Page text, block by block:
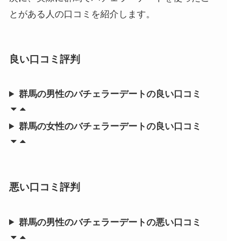
とがある人の口コミを紹介します。
良い口コミ評判
群馬の男性のバチェラーデートの良い口コミ
群馬の女性のバチェラーデートの良い口コミ
悪い口コミ評判
群馬の男性のバチェラーデートの悪い口コミ